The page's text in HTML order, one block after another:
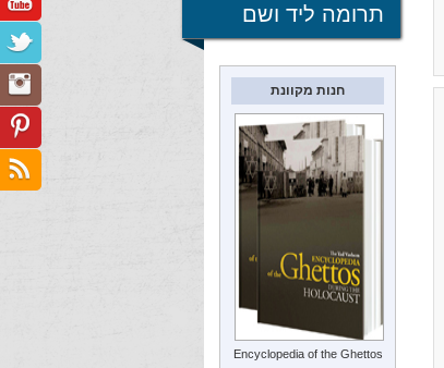
תרומה ליד ושם
חנות מקוונת
Encyclopedia of the Ghettos